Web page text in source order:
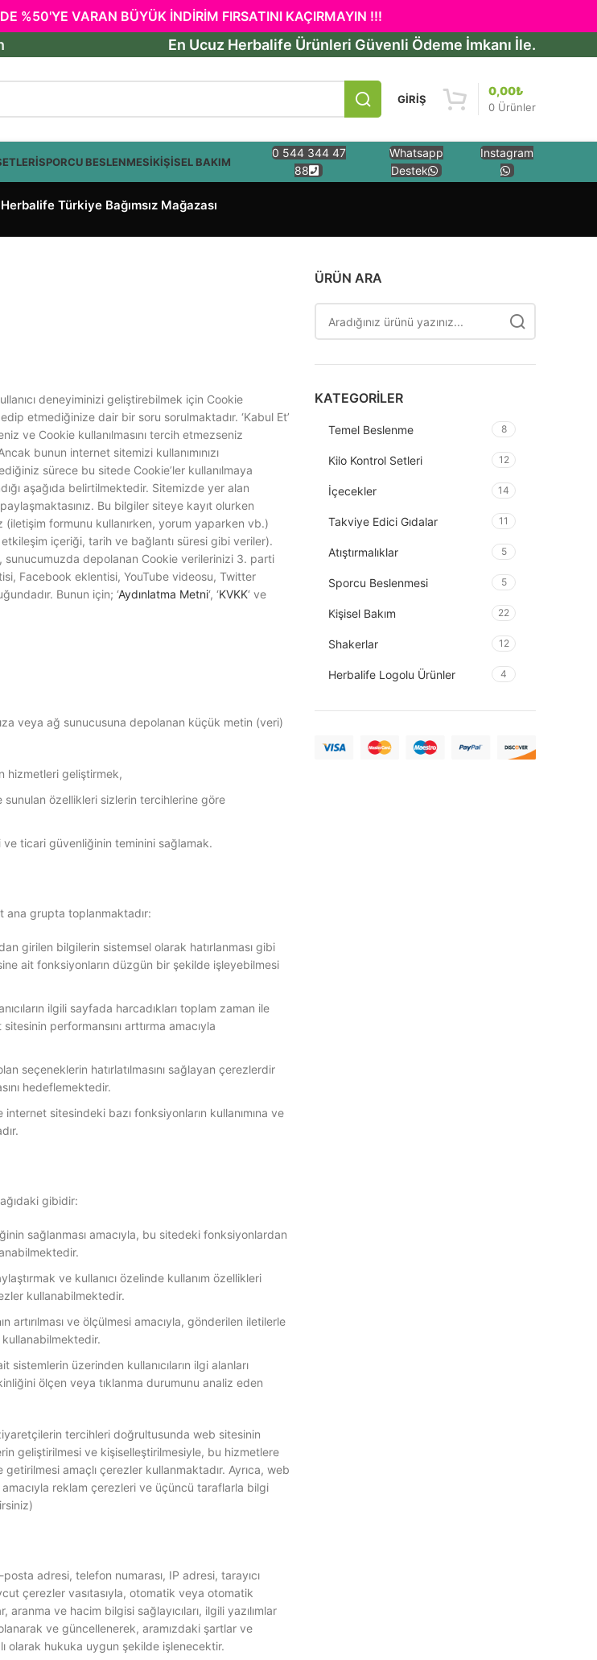
En Ucuz Herbalife Ürünleri Güvenli Ödeme İmkanı İle.
GIRIŞ
0 Ürünler
0,00₺
SPORCU BESLENMESİKİŞİSEL BAKIM
0 544 344 47
88
Whatsapp
Destek
Instagram
Türkiye Bağımsız Mağazası
deneyiminizi geliştirebilmek için Cookie
etmediğinize dair bir soru sorulmaktadır. ‘Kabul Et’
ve Cookie kullanılmasını tercih etmezseniz
bunun internet sitemizi kullanımınızı
sürece bu sitede Cookie’ler kullanılmaya
aşağıda belirtilmektedir. Sitemizde yer alan
Bu bilgiler siteye kayıt olurken
formunu kullanırken, yorum yaparken vb.)
içeriği, tarih ve bağlantı süresi gibi veriler).
depolanan Cookie verilerinizi 3. parti
Facebook eklentisi, YouTube videosu, Twitter
Bunun için; ‘Aydınlatma Metni‘, ‘KVKK‘ ve
veya ağ sunucusuna depolanan küçük metin (veri)
hizmetleri geliştirmek,
özellikleri sizlerin tercihlerine göre
ticari güvenliğinin teminini sağlamak.
ana grupta toplanmaktadır:
girilen bilgilerin sistemsel olarak hatırlanması gibi
ait fonksiyonların düzgün bir şekilde işleyebilmesi
ilgili sayfada harcadıkları toplam zaman ile
performansını arttırma amacıyla
seçeneklerin hatırlatılmasını sağlayan çerezlerdir
hedeflemektedir.
sitesindeki bazı fonksiyonların kullanımına ve
gibidir:
sağlanması amacıyla, bu sitedeki fonksiyonlardan
ve kullanıcı özelinde kullanım özellikleri
kullanabilmektedir.
ve ölçülmesi amacıyla, gönderilen iletilerle
kullanabilmektedir.
üzerinden kullanıcıların ilgi alanları
ölçen veya tıklanma durumunu analiz eden
tercihleri doğrultusunda web sitesinin
geliştirilmesi ve kişiselleştirilmesiyle, bu hizmetlere
getirilmesi amaçlı çerezler kullanmaktadır. Ayrıca, web
reklam çerezleri ve üçüncü taraflarla bilgi
adresi, telefon numarası, IP adresi, tarayıcı
çerezler vasıtasıyla, otomatik veya otomatik
ve hacim bilgisi sağlayıcıları, ilgili yazılımlar
ve güncellenerek, aramızdaki şartlar ve
olarak hukuka uygun şekilde işlenecektir.
ÜRÜN ARA
KATEGORILER
Temel Beslenme 8
Kilo Kontrol Setleri 12
İçecekler 14
Takviye Edici Gıdalar 11
Atıştırmalıklar 5
Sporcu Beslenmesi 5
Kişisel Bakım 22
Shakerlar 12
Herbalife Logolu Ürünler 4
%50'YE VARAN BÜYÜK İNDİRİM FIRSATINI KAÇIRMAYIN !!!